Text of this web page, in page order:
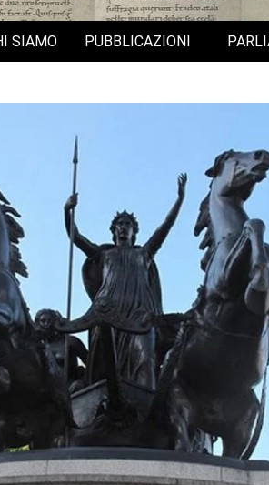
SIAMO PUBBLICAZIONI